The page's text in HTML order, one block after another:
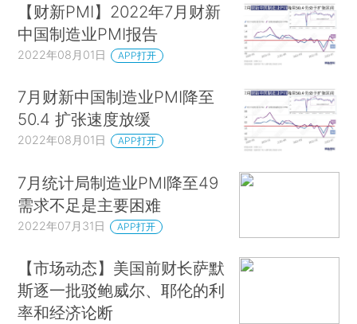
【财新PMI】2022年7月财新
中国制造业PMI报告
2022年08月01日 APP打开
7月财新中国制造业PMI降至
50.4 扩张速度放缓
2022年08月01日 APP打开
7月统计局制造业PMI降至49
需求不足是主要困难
2022年07月31日 APP打开
【市场动态】美国前财长萨默
斯逐一批驳鲍威尔、耶伦的利
率和经济论断